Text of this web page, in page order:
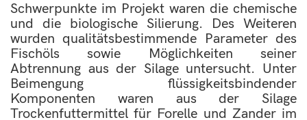
Schwerpunkte im Projekt waren die chemische
und die biologische Silierung. Des Weiteren
wurden qualitätsbestimmende Parameter des
Fischöls sowie Möglichkeiten seiner
Abtrennung aus der Silage untersucht. Unter
Beimengung flüssigkeitsbindender
Komponenten waren aus der Silage
Trockenfuttermittel für Forelle und Zander im